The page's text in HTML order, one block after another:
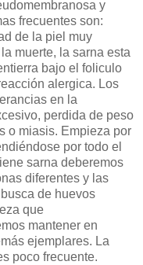
y
frecuentes son:
de la piel muy
muerte, la sarna esta
bajo el foliculo
alergica. Los
en la
perdida de peso
o miasis. Empieza por
por todo el
sarna deberemos
diferentes y las
de huevos
que
mantener en
ejemplares. La
poco frecuente.